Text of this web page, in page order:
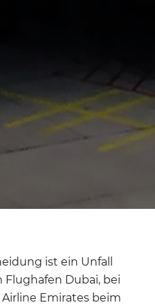
ist ein Unfall
Flughafen Dubai, bei
Emirates beim